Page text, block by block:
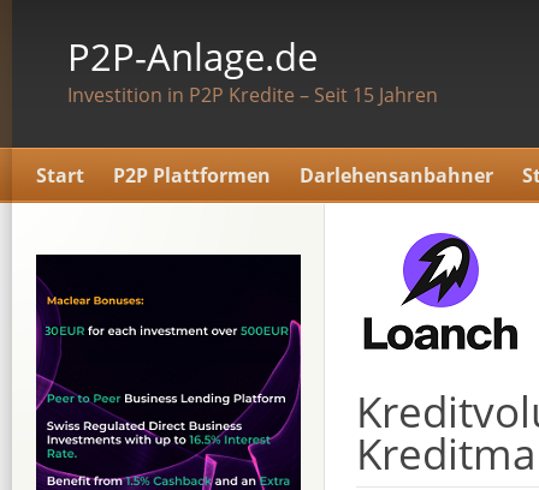
P2P-Anlage.de
Investition in P2P Kredite – Seit 15 Jahren
Start P2P Plattformen Darlehensanbahner